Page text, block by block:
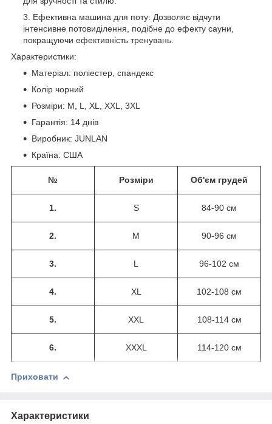
Ефективна машина для поту: Дозволяє відчути
інтенсивне потовиділення, подібне до ефекту сауни,
покращуючи ефективність тренувань.
Характеристики:
Матеріал: поліестер, спандекс
Колір чорний
Розміри: M, L, XL, XXL, 3XL
Гарантія: 14 днів
Виробник: JUNLAN
Країна: США
№ Розміри Об'єм грудей
1. S 84-90 см
2. M 90-96 см
3. L 96-102 см
4. XL 102-108 см
5. XXL 108-114 см
6. XXXL 114-120 см
Приховати
Характеристики